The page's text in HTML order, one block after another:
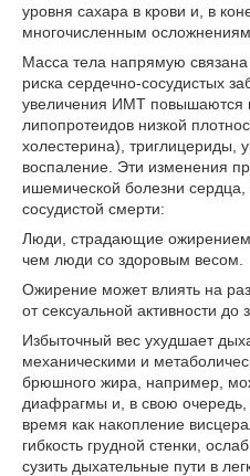
уровня сахара в крови и, в
многочисленным осложнениям.
Масса тела напрямую
риска сердечно-сосудистых
увеличения ИМТ повышаются
липопротеидов низкой
холестерина), триглицериды,
воспаление. Эти изменения
ишемической болезни сердца,
сосудистой смерти:
Люди, страдающие
чем люди со здоровым весом.
Ожирение может влиять на
от сексуальной активности до
Избыточный вес ухудшает
механическими и
брюшного жира, например,
диафрагмы и, в свою очередь,
время как накопление
гибкость грудной стенки,
сузить дыхательные пути в